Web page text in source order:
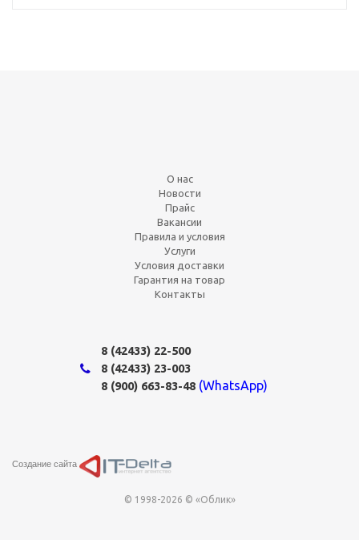
О нас
Новости
Прайс
Вакансии
Правила и условия
Услуги
Условия доставки
Гарантия на товар
Контакты
8 (42433) 22-500
8 (42433) 23-003
8 (900) 663-83-48 (WhatsApp)
Создание сайта
© 1998-2026 © «Облик»